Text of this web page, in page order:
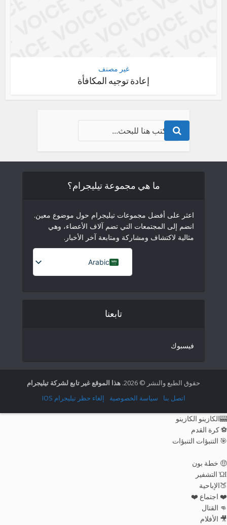
غير مصنف
إعادة توجيه المكافأة
ما هي مجموعة تيليجرام؟
اعثر على أفضل مجموعات تيليجرام حول موضوع معين.
انضم إلى المجتمعات التي تضم آلاف الأعضاء، وهي
مثالية لاكتشاف ومشاركة ومتابعة آخر الأخبار.
Arabic
French (France)
Italian
Greek
Chinese
Japanese
تابعنا
فيسبوك
حقوق الطبع والنشر © 2026.
هذا الموقع غير تابع لشركة تيليجرام
إلغاء حظر تيليجرام IOS
سياسة الخصوصية اتصل بنا
🎰الكازينو الكازينو
⚽ كرة القدم
🎯 التنبؤات التنبؤات
🤑 خطة بون
ὩΙ التشفير
🍑الإباحية
❤️ اجتماع ❤️
👊 القتال
🎥 الأفلام